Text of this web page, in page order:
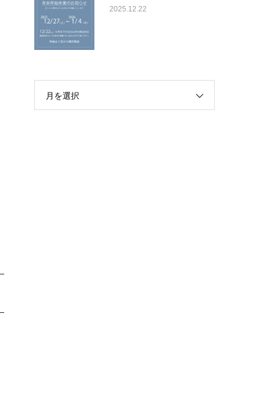
2025.12.22
月を選択